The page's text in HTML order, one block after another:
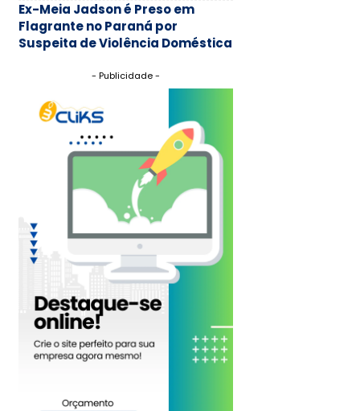
Ex-Meia Jadson é Preso em
Flagrante no Paraná por
Suspeita de Violência Doméstica
- Publicidade -